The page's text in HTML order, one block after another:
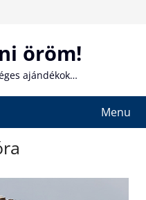
öröm!
ajándékok…
Menu